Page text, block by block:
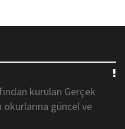
kurulan Gerçek
güncel ve